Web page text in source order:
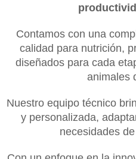
Contamos con una
calidad para nutrición,
diseñados para cada
animales
Nuestro equipo técnico
y personalizada,
necesidades